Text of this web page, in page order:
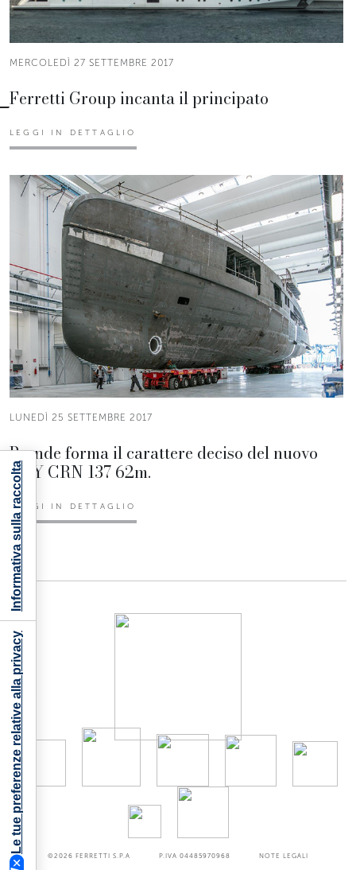
MERCOLEDÌ 27 SETTEMBRE 2017
Ferretti Group incanta il principato
LEGGI IN DETTAGLIO
LUNEDÌ 25 SETTEMBRE 2017
Prende forma il carattere deciso del nuovo
M/Y CRN 137 62m.
LEGGI IN DETTAGLIO
©2026 FERRETTI S.P.A P.IVA 04485970968 NOTE LEGALI
Le tue preferenze relative alla privacy
Informativa sulla raccolta